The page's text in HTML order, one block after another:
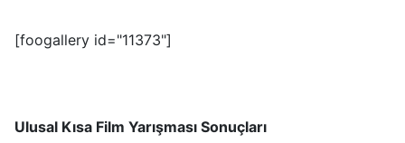
[foogallery id="11373"]
Ulusal Kısa Film Yarışması Sonuçları